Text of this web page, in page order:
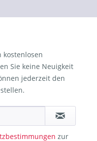
kostenlosen
Sie keine Neuigkeit
jederzeit den
zur